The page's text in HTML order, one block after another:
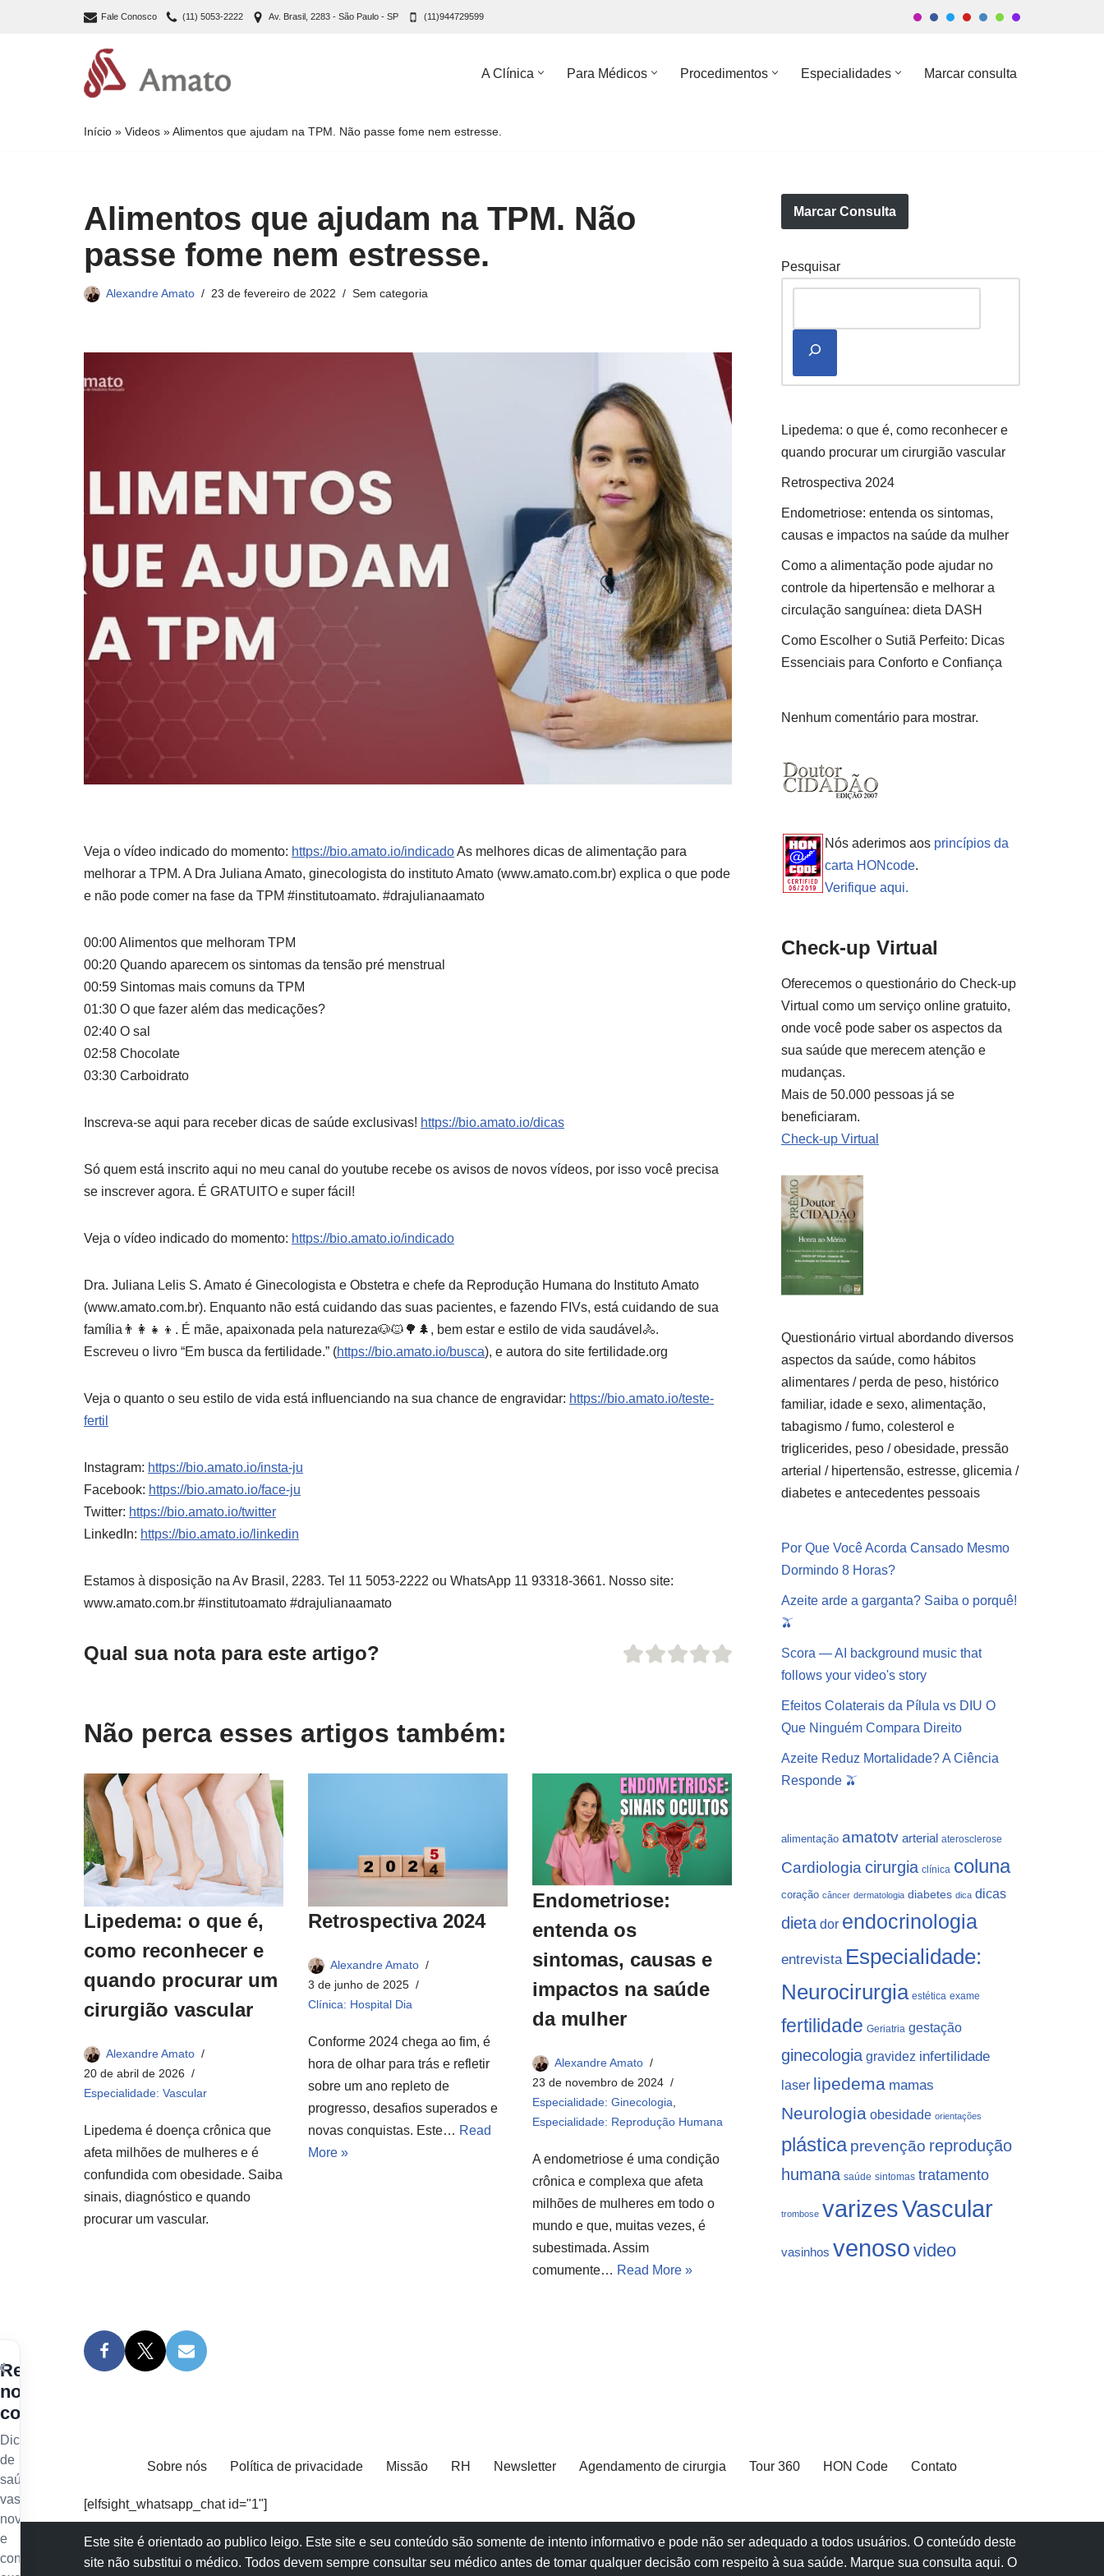
Fale Conosco (11) 5053-2222 Av. Brasil, 2283 - São Paulo - SP (11)944729599
A Clínica Para Médicos Procedimentos Especialidades Marcar consulta
Início » Videos »Alimentos que ajudam na TPM. Não passe fome nem estresse.
Alimentos que ajudam na TPM. Não
passe fome nem estresse.
Alexandre Amato 23 de fevereiro de 2022 Sem categoria
Veja o vídeo indicado do momento: https://bio.amato.io/indicadoAs melhores dicas de alimentação para
melhorar a TPM. A Dra Juliana Amato, ginecologista do instituto Amato (www.amato.com.br) explica o que pode
e não pode comer na fase da TPM #institutoamato. #drajulianaamato
00:00 Alimentos que melhoram TPM
00:20 Quando aparecem os sintomas da tensão pré menstrual
00:59 Sintomas mais comuns da TPM
01:30 O que fazer além das medicações?
02:40 O sal
02:58 Chocolate
03:30 Carboidrato
Inscreva-se aqui para receber dicas de saúde exclusivas! https://bio.amato.io/dicas
Só quem está inscrito aqui no meu canal do youtube recebe os avisos de novos vídeos, por isso você precisa
se inscrever agora. É GRATUITO e super fácil!
Veja o vídeo indicado do momento: https://bio.amato.io/indicado
Dra. Juliana Lelis S. Amato é Ginecologista e Obstetra e chefe da Reprodução Humana do Instituto Amato
(www.amato.com.br). Enquanto não está cuidando das suas pacientes, e fazendo FIVs, está cuidando de sua
família👨‍👩‍👧‍👦. É mãe, apaixonada pela natureza🐶🐱🌳🌲, bem estar e estilo de vida saudável🚴.
Escreveu o livro “Em busca da fertilidade.” (https://bio.amato.io/busca), e autora do site fertilidade.org
Veja o quanto o seu estilo de vida está influenciando na sua chance de engravidar: https://bio.amato.io/teste-
fertil
Instagram: https://bio.amato.io/insta-ju
Facebook: https://bio.amato.io/face-ju
Twitter: https://bio.amato.io/twitter
LinkedIn: https://bio.amato.io/linkedin
Estamos à disposição na Av Brasil, 2283. Tel 11 5053-2222 ou WhatsApp 11 93318-3661. Nosso site:
www.amato.com.br #institutoamato #drajulianaamato
Qual sua nota para este artigo?
Não perca esses artigos também:
Lipedema: o que é,
como reconhecer e
quando procurar um
cirurgião vascular
Alexandre Amato
20 de abril de 2026
Especialidade: Vascular
Lipedema é doença crônica que
afeta milhões de mulheres e é
confundida com obesidade. Saiba
sinais, diagnóstico e quando
procurar um vascular.
Retrospectiva 2024
Alexandre Amato
3 de junho de 2025
Clínica: Hospital Dia
Conforme 2024 chega ao fim, é
hora de olhar para trás e refletir
sobre um ano repleto de
progresso, desafios superados e
novas conquistas. Este… Read
More »
Endometriose:
entenda os
sintomas, causas e
impactos na saúde
da mulher
Alexandre Amato
23 de novembro de 2024
Especialidade: Ginecologia
Especialidade: Reprodução Humana
A endometriose é uma condição
crônica e complexa que afeta
milhões de mulheres em todo o
mundo e que, muitas vezes, é
subestimada. Assim
comumente… Read More »
Marcar Consulta
Pesquisar
Lipedema: o que é, como reconhecer e
quando procurar um cirurgião vascular
Retrospectiva 2024
Endometriose: entenda os sintomas,
causas e impactos na saúde da mulher
Como a alimentação pode ajudar no
controle da hipertensão e melhorar a
circulação sanguínea: dieta DASH
Como Escolher o Sutiã Perfeito: Dicas
Essenciais para Conforto e Confiança
Nenhum comentário para mostrar.
Nós aderimos aos princípios da
carta HONcode.
Verifique aqui.
Check-up Virtual
Oferecemos o questionário do Check-up
Virtual como um serviço online gratuito,
onde você pode saber os aspectos da
sua saúde que merecem atenção e
mudanças.
Mais de 50.000 pessoas já se
beneficiaram.
Check-up Virtual
Questionário virtual abordando diversos
aspectos da saúde, como hábitos
alimentares / perda de peso, histórico
familiar, idade e sexo, alimentação,
tabagismo / fumo, colesterol e
triglicerides, peso / obesidade, pressão
arterial / hipertensão, estresse, glicemia /
diabetes e antecedentes pessoais
Por Que Você Acorda Cansado Mesmo
Dormindo 8 Horas?
Azeite arde a garganta? Saiba o porquê!
🫒
Scora — AI background music that
follows your video's story
Efeitos Colaterais da Pílula vs DIU O
Que Ninguém Compara Direito
Azeite Reduz Mortalidade? A Ciência
Responde 🫒
alimentação amatotv arterial aterosclerose
Cardiologia cirurgia clínica coluna
coração câncer dermatologia diabetes dica dicas
dieta dor endocrinologia
entrevista Especialidade:
Neurocirurgia estética exame
fertilidade Geriatria gestação
ginecologia gravidez infertilidade
laser lipedema mamas
Neurologia obesidade orientações
plástica prevenção reprodução
humana saúde sintomas tratamento
trombose varizesVascular
vasinhos venoso video
Sobre nós Política de privacidade Missão RH Newsletter Agendamento de cirurgia Tour 360 HON Code Contato
[elfsight_whatsapp_chat id="1"]
Este site é orientado ao publico leigo. Este site e seu conteúdo são somente de intento informativo e pode não ser adequado a todos usuários. O conteúdo deste
site não substitui o médico. Todos devem sempre consultar seu médico antes de tomar qualquer decisão com respeito à sua saúde. Marque sua consulta aqui. O
Receba
nossos
conteúdos
Dicas
de
saúde
vascular,
novidades
e
conteúdo